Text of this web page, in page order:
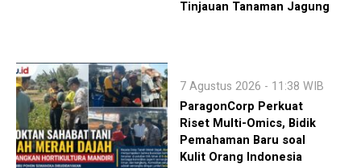
Tinjauan Tanaman Jagung
7 Agustus 2026 - 11:38 WIB
ParagonCorp Perkuat
Riset Multi-Omics, Bidik
Pemahaman Baru soal
Kulit Orang Indonesia